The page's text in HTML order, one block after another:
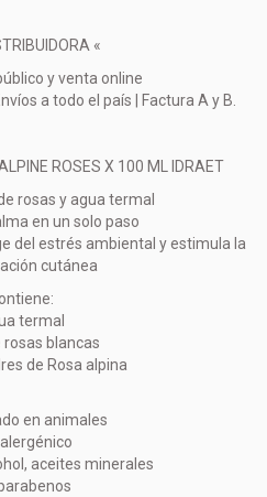
«
y venta online
a todo el país | Factura A y B.
ROSES X 100 ML IDRAET
rosas y agua termal
en un solo paso
del estrés ambiental y estimula la
cutánea
termal
rosas blancas
de Rosa alpina
en animales
aceites minerales